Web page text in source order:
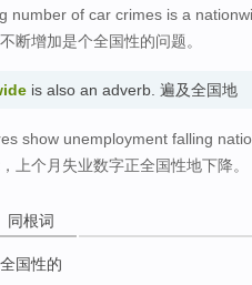
number of car crimes is a
断增加是个全国性的问题。
is also an adverb. 遍及全国地
show unemployment falling
上个月失业数字正全国性地下降。
同根词
国性的